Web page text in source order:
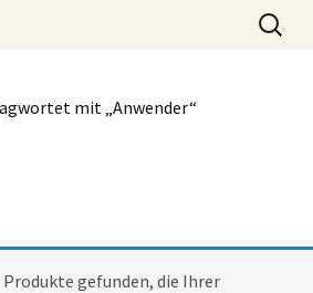
System & Praxis
Suchen
nach:
mit „Anwender“
Produkte gefunden, die Ihrer